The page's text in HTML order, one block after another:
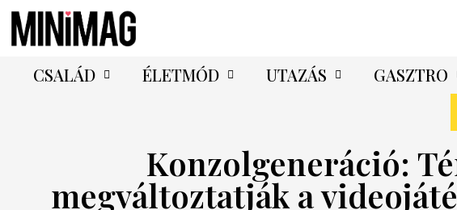
CSALÁD ÉLETMÓD UTAZÁS GASZTRO
Konzolgeneráció:
megváltoztatják a